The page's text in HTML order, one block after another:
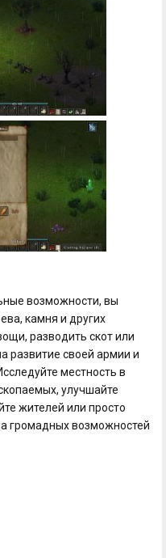
возможности, вы
камня и других
разводить скот или
развитие своей армии и
местность в
улучшайте
жителей или просто
громадных возможностей